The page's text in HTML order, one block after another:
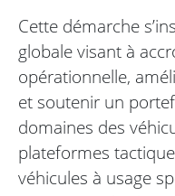
Cette démarche
globale visant à
opérationnelle,
et soutenir un
domaines des
plateformes
véhicules à usage